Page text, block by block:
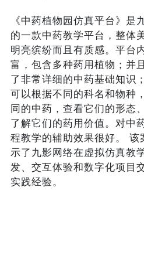
《中药植物园仿真平台》是
的一款中药教学平台，整体
明亮缤纷而且有质感。平台
富，包含多种药用植物；并
了非常详细的中药基础知识
可以根据不同的科名和物种
同的中药，查看它们的形态
了解它们的药用价值。对中
程教学的辅助效果很好。 该
示了九影网络在虚拟仿真教
发、交互体验和数字化项目
实践经验。